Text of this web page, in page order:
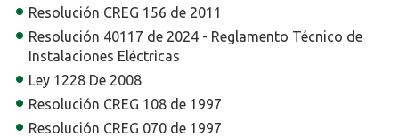
Resolución CREG 156 de 2011
Resolución 40117 de 2024 - Reglamento Técnico de
Instalaciones Eléctricas
Ley 1228 De 2008
Resolución CREG 108 de 1997
Resolución CREG 070 de 1997